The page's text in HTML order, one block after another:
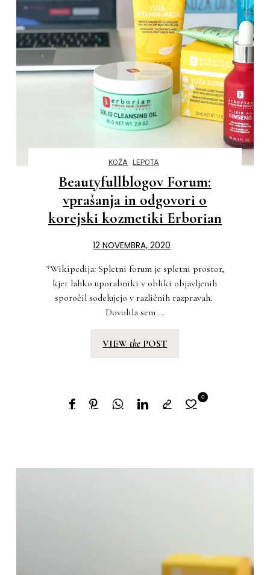
KOŽA LEPOTA
Beautyfullblogov Forum:
vprašanja in odgovori o
korejski kozmetiki Erborian
12 NOVEMBRA, 2020
*Wikipedija: Spletni forum je spletni prostor,
kjer lahko uporabniki v obliki objavljenih
sporočil sodelujejo v različnih razpravah.
Dovolila sem ...
VIEWthe POST
0